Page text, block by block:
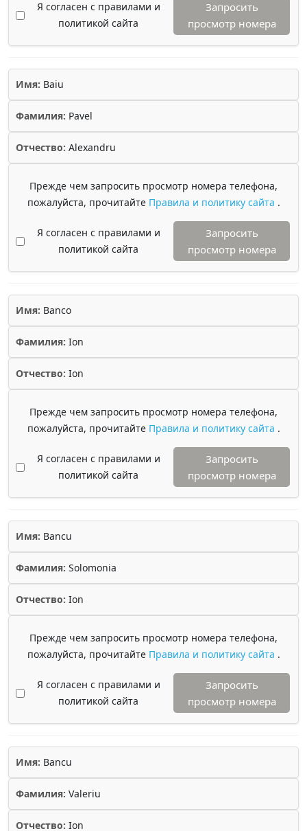
Я согласен с правилами и
политикой сайта
Запросить
просмотр номера
Имя: Baiu
Фамилия: Pavel
Отчество: Alexandru
Прежде чем запросить просмотр номера телефона,
пожалуйста, прочитайте Правила и политику сайта .
Я согласен с правилами и
политикой сайта
Запросить
просмотр номера
Имя: Banco
Фамилия: Ion
Отчество: Ion
Прежде чем запросить просмотр номера телефона,
пожалуйста, прочитайте Правила и политику сайта .
Я согласен с правилами и
политикой сайта
Запросить
просмотр номера
Имя: Bancu
Фамилия: Solomonia
Отчество: Ion
Прежде чем запросить просмотр номера телефона,
пожалуйста, прочитайте Правила и политику сайта .
Я согласен с правилами и
политикой сайта
Запросить
просмотр номера
Имя: Bancu
Фамилия: Valeriu
Отчество: Ion